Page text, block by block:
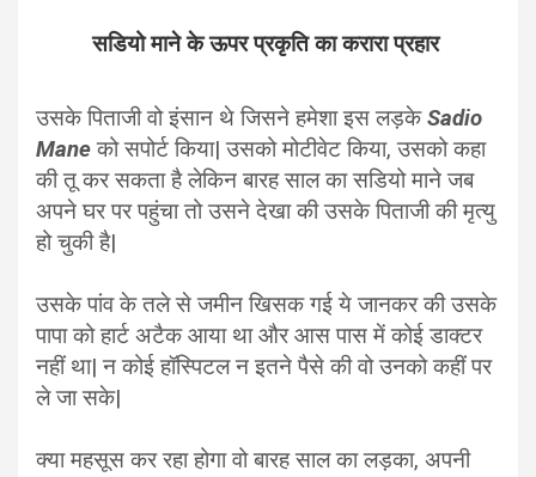
सडियो माने के ऊपर प्रकृति का करारा प्रहार
उसके पिताजी वो इंसान थे जिसने हमेशा इस लड़केSadio
Maneको सपोर्ट किया| उसको मोटीवेट किया, उसको कहा
की तू कर सकता है लेकिन बारह साल का सडियो माने जब
अपने घर पर पहुंचा तो उसने देखा की उसके पिताजी की मृत्यु
हो चुकी है|
उसके पांव के तले से जमीन खिसक गई ये जानकर की उसके
पापा को हार्ट अटैक आया था और आस पास में कोई डाक्टर
नहीं था| न कोई हॉस्पिटल न इतने पैसे की वो उनको कहीं पर
ले जा सके|
क्या महसूस कर रहा होगा वो बारह साल का लड़का, अपनी